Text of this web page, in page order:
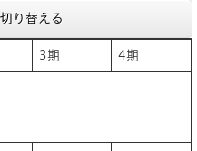
り替える
3期 4期